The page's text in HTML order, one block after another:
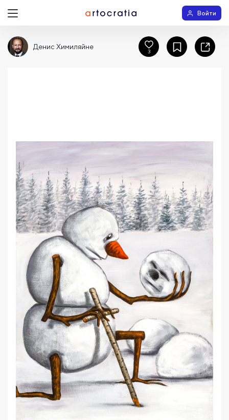
Войти
Денис Химиляйне
3